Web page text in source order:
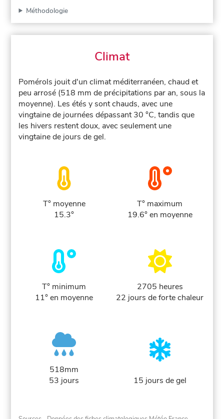
Méthodologie
Climat
Pomérols jouit d'un climat méditerranéen, chaud et
peu arrosé (518 mm de précipitations par an, sous la
moyenne). Les étés y sont chauds, avec une
vingtaine de journées dépassant 30 °C, tandis que
les hivers restent doux, avec seulement une
vingtaine de jours de gel.
T° moyenne
15.3°
T° maximum
19.6° en moyenne
T° minimum
11° en moyenne
2705 heures
22 jours de forte chaleur
518mm
53 jours
15 jours de gel